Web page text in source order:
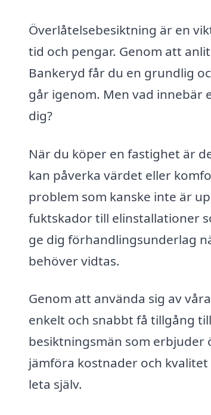
Överlåtelsebesiktning är en
tid och pengar. Genom att
Bankeryd får du en grundlig
går igenom. Men vad innebär
dig?
När du köper en fastighet är
kan påverka värdet eller
problem som kanske inte är
fuktskador till elinstallationer
ge dig förhandlingsunderlag
behöver vidtas.
Genom att använda sig av
enkelt och snabbt få tillgång
besiktningsmän som
jämföra kostnader och
leta själv.